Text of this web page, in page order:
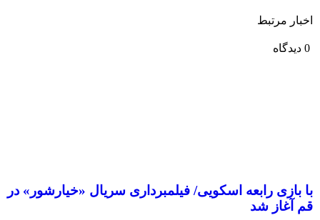
اخبار مرتبط
0 دیدگاه
با بازی رابعه اسکویی/ فیلمبرداری سریال «خیارشور» در
قم آغاز شد